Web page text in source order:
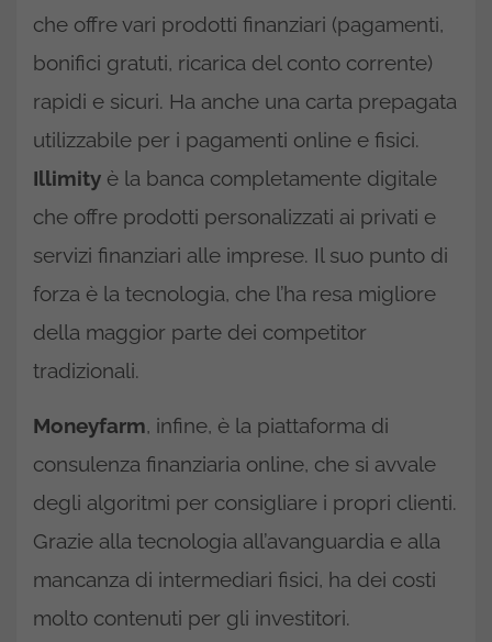
che offre vari prodotti finanziari (pagamenti,
bonifici gratuti, ricarica del conto corrente)
rapidi e sicuri. Ha anche una carta prepagata
utilizzabile per i pagamenti online e fisici.
Illimity è la banca completamente digitale
che offre prodotti personalizzati ai privati e
servizi finanziari alle imprese. Il suo punto di
forza è la tecnologia, che l’ha resa migliore
della maggior parte dei competitor
tradizionali.
Moneyfarm, infine, è la piattaforma di
consulenza finanziaria online, che si avvale
degli algoritmi per consigliare i propri clienti.
Grazie alla tecnologia all’avanguardia e alla
mancanza di intermediari fisici, ha dei costi
molto contenuti per gli investitori.